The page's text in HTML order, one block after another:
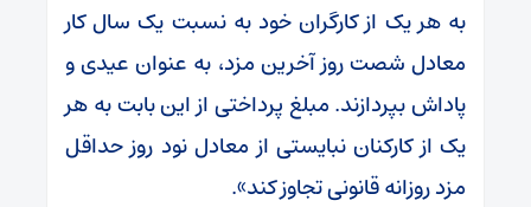
به هر یک از کارگران خود به نسبت یک سال کار
معادل شصت روز آخرین مزد،‌ به عنوان عیدی و
پاداش بپردازند. مبلغ پرداختی از این بابت به هر
یک از کارکنان نبایستی از معادل نود روز حداقل
مزد روزانه قانونی تجاوز کند».